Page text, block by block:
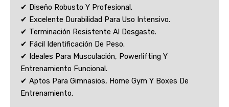
✔ Diseño Robusto Y Profesional.
✔ Excelente Durabilidad Para Uso Intensivo.
✔ Terminación Resistente Al Desgaste.
✔ Fácil Identificación De Peso.
✔ Ideales Para Musculación, Powerlifting Y
Entrenamiento Funcional.
✔ Aptos Para Gimnasios, Home Gym Y Boxes De
Entrenamiento.